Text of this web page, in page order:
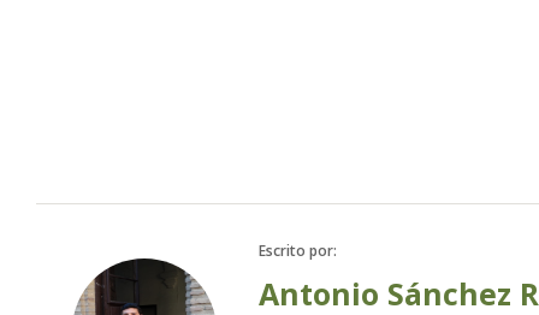
Escrito por:
Antonio Sánchez